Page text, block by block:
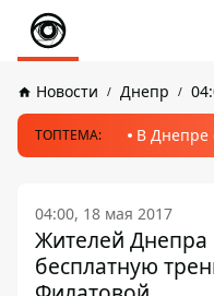
Новости Днепр
ТОПТЕМА: В Днепре
04:00, 18 мая 2017
Жителей
бесплатную